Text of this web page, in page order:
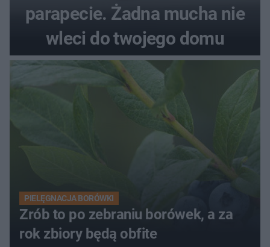
parapecie. Żadna mucha nie
wleci do twojego domu
PIELĘGNACJA BORÓWKI
Zrób to po zebraniu borówek, a za
rok zbiory będą obfite